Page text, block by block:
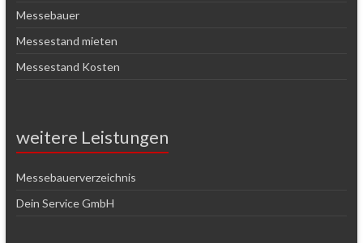
Messebauer
Messestand mieten
Messestand Kosten
weitere Leistungen
Messebauerverzeichnis
Dein Service GmbH